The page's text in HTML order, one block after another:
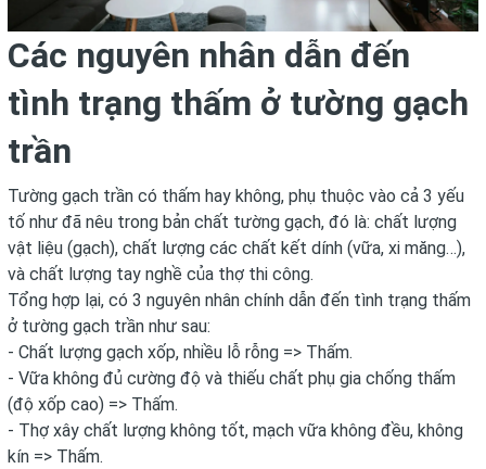
Các nguyên nhân dẫn đến
tình trạng thấm ở tường gạch
trần
Tường gạch trần có thấm hay không, phụ thuộc vào cả 3 yếu
tố như đã nêu trong bản chất tường gạch, đó là: chất lượng
vật liệu (gạch), chất lượng các chất kết dính (vữa, xi măng…),
và chất lượng tay nghề của thợ thi công.
Tổng hợp lại, có 3 nguyên nhân chính dẫn đến tình trạng thấm
ở tường gạch trần như sau:
- Chất lượng gạch xốp, nhiều lỗ rỗng => Thấm.
- Vữa không đủ cường độ và thiếu chất phụ gia chống thấm
(độ xốp cao) => Thấm.
- Thợ xây chất lượng không tốt, mạch vữa không đều, không
kín => Thấm.